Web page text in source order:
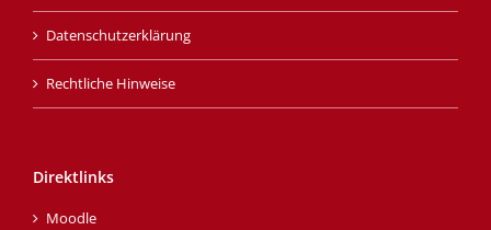
Datenschutzerklärung
Rechtliche Hinweise
Direktlinks
Moodle